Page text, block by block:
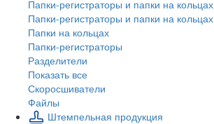
Папки-регистраторы и папки на кольцах
Папки-регистраторы и папки на кольцах
Папки на кольцах
Папки-регистраторы
Разделители
Показать все
Скоросшиватели
Файлы
Штемпельная продукция